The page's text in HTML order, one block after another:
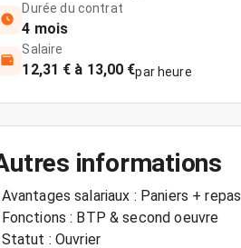
Durée du contrat
4 mois
Salaire
12,31 € à 13,00 €par heure
informations
Avantages salariaux : Paniers + repas
Fonctions : BTP & second oeuvre
Statut : Ouvrier